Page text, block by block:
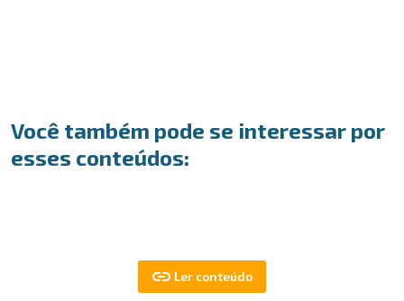
Você também pode se interessar por
esses conteúdos: